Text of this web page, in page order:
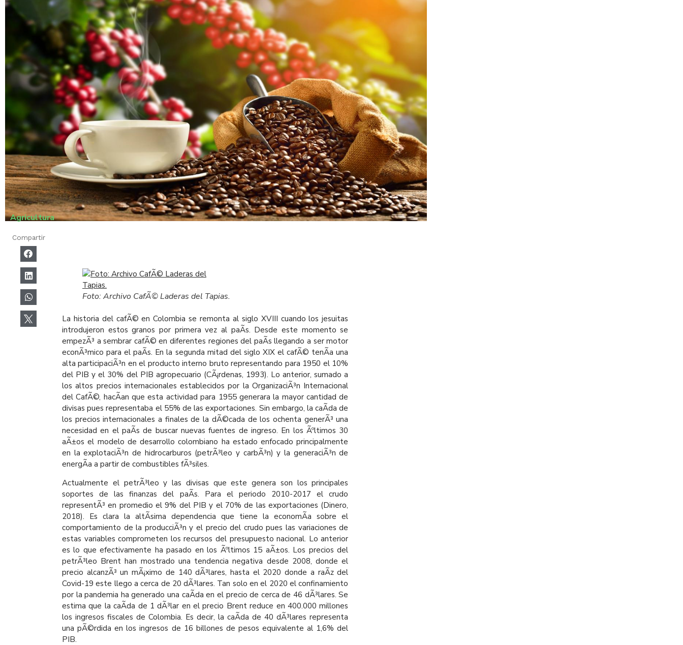
Agricultura
Compartir
Foto: Archivo CafÃ© Laderas del Tapias.
La historia del cafÃ© en Colombia se remonta al siglo XVIII cuando los jesuitas
introdujeron estos granos por primera vez al paÃ­s. Desde este momento se
empezÃ³ a sembrar cafÃ© en diferentes regiones del paÃ­s llegando a ser motor
econÃ³mico para el paÃ­s. En la segunda mitad del siglo XIX el cafÃ© tenÃ­a una
alta participaciÃ³n en el producto interno bruto representando para 1950 el 10%
del PIB y el 30% del PIB agropecuario (CÃ¡rdenas, 1993). Lo anterior, sumado a
los altos precios internacionales establecidos por la OrganizaciÃ³n Internacional
del CafÃ©, hacÃ­an que esta actividad para 1955 generara la mayor cantidad de
divisas pues representaba el 55% de las exportaciones. Sin embargo, la caÃ­da de
los precios internacionales a finales de la dÃ©cada de los ochenta generÃ³ una
necesidad en el paÃ­s de buscar nuevas fuentes de ingreso. En los Ãºltimos 30
aÃ±os el modelo de desarrollo colombiano ha estado enfocado principalmente
en la explotaciÃ³n de hidrocarburos (petrÃ³leo y carbÃ³n) y la generaciÃ³n de
energÃ­a a partir de combustibles fÃ³siles.
Actualmente el petrÃ³leo y las divisas que este genera son los principales
soportes de las finanzas del paÃ­s. Para el periodo 2010-2017 el crudo
representÃ³ en promedio el 9% del PIB y el 70% de las exportaciones (Dinero,
2018). Es clara la altÃ­sima dependencia que tiene la economÃ­a sobre el
comportamiento de la producciÃ³n y el precio del crudo pues las variaciones de
estas variables comprometen los recursos del presupuesto nacional. Lo anterior
es lo que efectivamente ha pasado en los Ãºltimos 15 aÃ±os. Los precios del
petrÃ³leo Brent han mostrado una tendencia negativa desde 2008, donde el
precio alcanzÃ³ un mÃ¡ximo de 140 dÃ³lares, hasta el 2020 donde a raÃ­z del
Covid-19 este llego a cerca de 20 dÃ³lares. Tan solo en el 2020 el confinamiento
por la pandemia ha generado una caÃ­da en el precio de cerca de 46 dÃ³lares. Se
estima que la caÃ­da de 1 dÃ³lar en el precio Brent reduce en 400.000 millones
los ingresos fiscales de Colombia. Es decir, la caÃ­da de 40 dÃ³lares representa
una pÃ©rdida en los ingresos de 16 billones de pesos equivalente al 1,6% del
PIB.